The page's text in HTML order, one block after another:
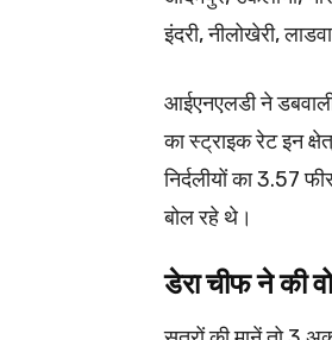
इंदरी, नीलोखेरी,
आईएनएलडी ने
का स्ट्राइक रेट इन
निर्दलीयों का 3.57
बोल रहे थे।
डेरा चीफ ने